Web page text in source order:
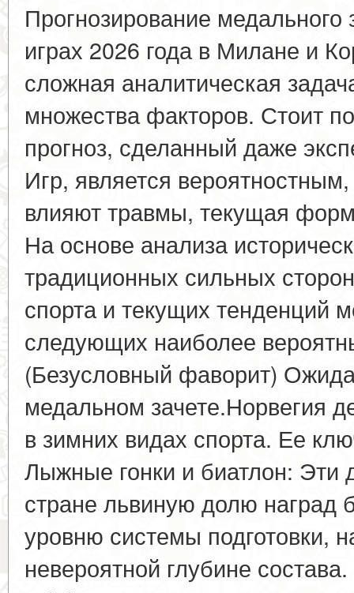
Прогнозирование
играх 2026 года в Милане и
сложная аналитическая
множества факторов. Стоит
прогноз, сделанный даже
Игр, является вероятностным,
влияют травмы, текущая
На основе анализа
традиционных сильных
спорта и текущих тенденций
следующих наиболее
(Безусловный фаворит)
медальном зачете.Норвегия
в зимних видах спорта. Ее
Лыжные гонки и биатлон: Эти
стране львиную долю наград
уровню системы подготовки,
невероятной глубине